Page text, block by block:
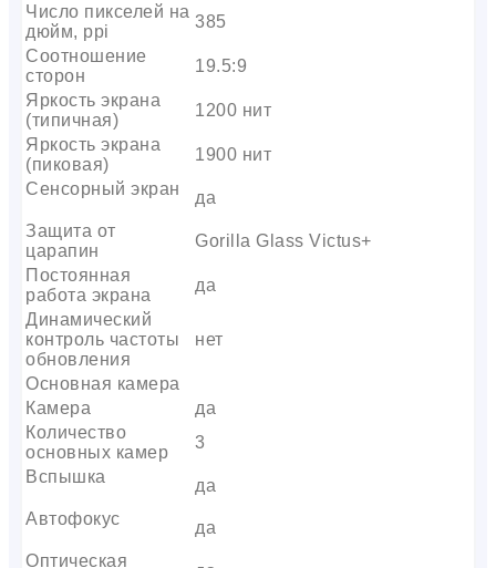
Число пикселей на
дюйм, ppi
385
Соотношение
сторон
19.5:9
Яркость экрана
(типичная)
1200 нит
Яркость экрана
(пиковая)
1900 нит
Сенсорный экран
да
Защита от
царапин
Gorilla Glass Victus+
Постоянная
работа экрана
да
Динамический
контроль частоты
обновления
нет
Основная камера
Камера
да
Количество
основных камер
3
Вспышка
да
Автофокус
да
Оптическая